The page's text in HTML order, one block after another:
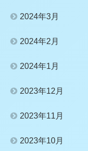
2024年3月
2024年2月
2024年1月
2023年12月
2023年11月
2023年10月